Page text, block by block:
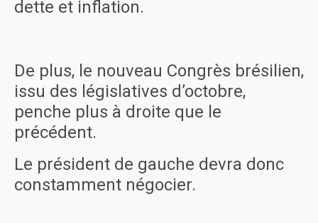
dette et inflation.
De plus, le nouveau Congrès brésilien,
issu des législatives d’octobre,
penche plus à droite que le
précédent.
Le président de gauche devra donc
constamment négocier.